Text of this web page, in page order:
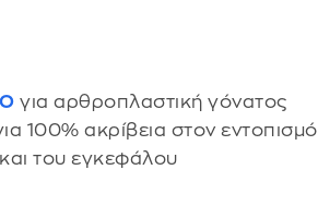
για αρθροπλαστική γόνατος
100% ακρίβεια στον εντοπισµό
του εγκεφάλου